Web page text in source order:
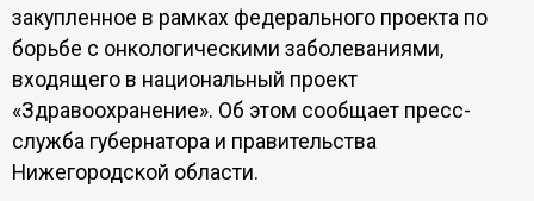
закупленное в рамках федерального проекта по
борьбе с онкологическими заболеваниями,
входящего в национальный проект
«Здравоохранение». Об этом сообщает пресс-
служба губернатора и правительства
Нижегородской области.